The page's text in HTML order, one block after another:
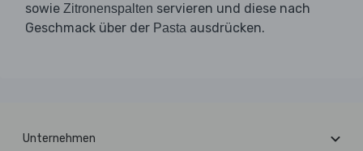
sowie Zitronenspalten servieren und diese nach
Geschmack über der Pasta ausdrücken.
Unternehmen